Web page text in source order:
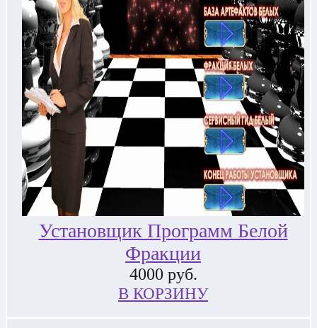
Установщик Программ Белой
Фракции
4000 руб.
В КОРЗИНУ